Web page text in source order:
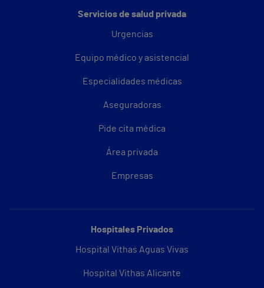
Servicios de salud privada
Urgencias
Equipo médico y asistencial
Especialidades médicas
Aseguradoras
Pide cita médica
Área privada
Empresas
Hospitales Privados
Hospital Vithas Aguas Vivas
Hospital Vithas Alicante